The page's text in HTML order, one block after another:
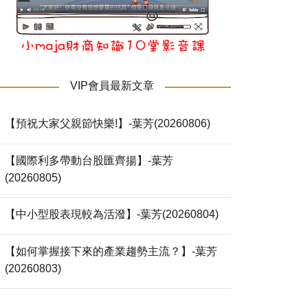
VIP會員最新文章
【預祝大家父親節快樂!】-葉芳(20260806)
【國際利多帶動台股匯齊揚】-葉芳
(20260805)
【中小型股表現較為活潑】-葉芳(20260804)
【如何掌握接下來的產業趨勢主流？】-葉芳
(20260803)